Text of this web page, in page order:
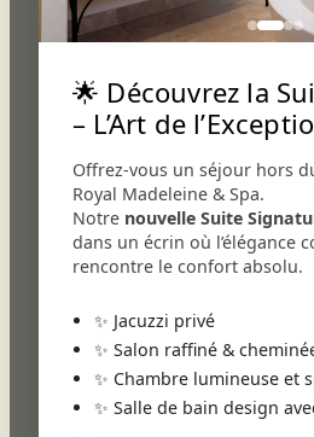
🌟 Découvrez la
– L’Art de
Offrez-vous un séjour hors
Royal Madeleine & Spa.
Notre nouvelle Suite
dans un écrin où l’élégance
rencontre le confort absolu.
✨ Jacuzzi privé
✨ Salon raffiné &
✨ Chambre lumineuse et
✨ Salle de bain design
Chambre Supérieure
Chambre Supérieure
1
Chambre Classique